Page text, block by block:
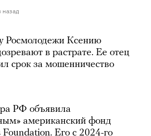
назад
Росмолодежи Ксению
в растрате. Ее отец
срок за мошенничество
РФ объявила
американский фонд
Его с 2024-го